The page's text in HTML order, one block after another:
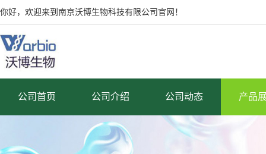
你好，欢迎来到南京沃博生物科技有限公司官网！
公司首页 公司介绍 公司动态 产品